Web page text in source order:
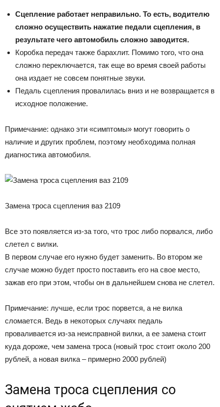
Сцепление работает неправильно. То есть, водителю
сложно осуществить нажатие педали сцепления, в
результате чего автомобиль сложно заводится.
Коробка передач также барахлит. Помимо того, что она
сложно переключается, так еще во время своей работы
она издает не совсем понятные звуки.
Педаль сцепления провалилась вниз и не возвращается в
исходное положение.
Примечание: однако эти «симптомы» могут говорить о
наличие и других проблем, поэтому необходима полная
диагностика автомобиля.
Замена троса сцепления ваз 2109
Все это появляется из-за того, что трос либо порвался, либо
слетел с вилки.
В первом случае его нужно будет заменить. Во втором же
случае можно будет просто поставить его на свое место,
зажав его при этом, чтобы он в дальнейшем снова не слетел.
Примечание: лучше, если трос порвется, а не вилка
сломается. Ведь в некоторых случаях педаль
проваливается из-за неисправной вилки, а ее замена стоит
куда дороже, чем замена троса (новый трос стоит около 200
рублей, а новая вилка – примерно 2000 рублей)
Замена троса сцепления со